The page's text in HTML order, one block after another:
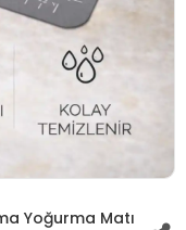
Yoğurma Matı